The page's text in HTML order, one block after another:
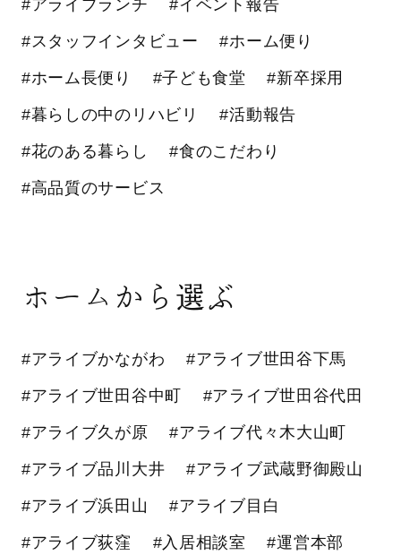
#アライブランチ #イベント報告
#スタッフインタビュー #ホーム便り
#ホーム長便り #子ども食堂 #新卒採用
#暮らしの中のリハビリ #活動報告
#花のある暮らし #食のこだわり
#高品質のサービス
ホームから選ぶ
#アライブかながわ #アライブ世田谷下馬
#アライブ世田谷中町 #アライブ世田谷代田
#アライブ久が原 #アライブ代々木大山町
#アライブ品川大井 #アライブ武蔵野御殿山
#アライブ浜田山 #アライブ目白
#アライブ荻窪 #入居相談室 #運営本部